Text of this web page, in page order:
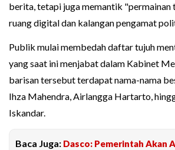
berita, tetapi juga memantik
ruang digital dan kalangan pengamat
Publik mulai membedah daftar tujuh
yang saat ini menjabat dalam Kabinet
barisan tersebut terdapat nama-nama
Ihza Mahendra, Airlangga Hartarto,
Iskandar.
Baca Juga: Dasco: Pemerintah Akan